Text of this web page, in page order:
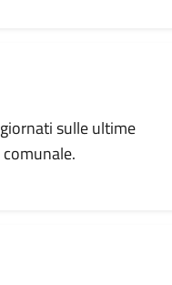
sulle ultime